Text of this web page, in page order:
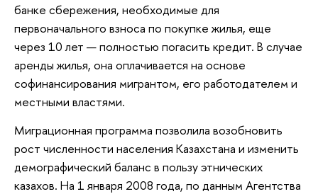
банке сбережения, необходимые для
первоначального взноса по покупке жилья, еще
через 10 лет — полностью погасить кредит. В случае
аренды жилья, она оплачивается на основе
софинансирования мигрантом, его работодателем и
местными властями.
Миграционная программа позволила возобновить
рост численности населения Казахстана и изменить
демографический баланс в пользу этнических
казахов. На 1 января 2008 года, по данным Агентства